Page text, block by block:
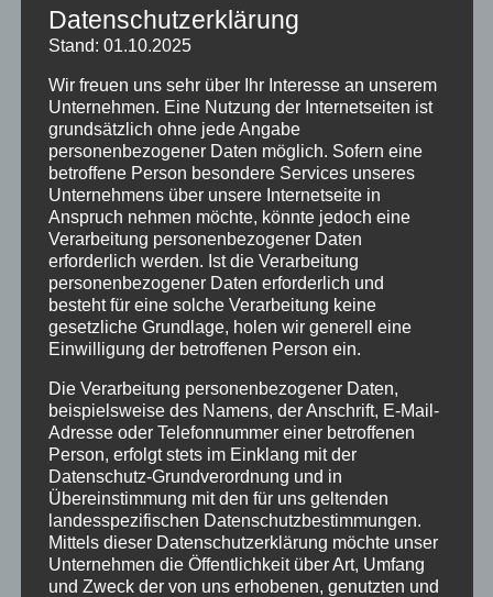
Spendenlauf beim Sportfest –
05.07.2025
Gemeinsam laufen – gemeinsam ein
Zeichen setzen! Mit einem besonderen
Gruß von Otto Addo, ehemaliger BVB
Spieler und derzeitiger Nationaltrainer
Ghanas, starten wir unseren...
Datenschutzerklärung
Stand: 01.10.2025
Wir freuen uns sehr über Ihr Interesse an unserem
Unternehmen. Eine Nutzung der Internetseiten ist
grundsätzlich ohne jede Angabe
personenbezogener Daten möglich. Sofern eine
betroffene Person besondere Services unseres
Unternehmens über unsere Internetseite in
Anspruch nehmen möchte, könnte jedoch eine
Verarbeitung personenbezogener Daten
erforderlich werden. Ist die Verarbeitung
personenbezogener Daten erforderlich und
besteht für eine solche Verarbeitung keine
gesetzliche Grundlage, holen wir generell eine
Einwilligung der betroffenen Person ein.
Die Verarbeitung personenbezogener Daten,
beispielsweise des Namens, der Anschrift, E-Mail-
Adresse oder Telefonnummer einer betroffenen
Person, erfolgt stets im Einklang mit der
Datenschutz-Grundverordnung und in
Übereinstimmung mit den für uns geltenden
landesspezifischen Datenschutzbestimmungen.
Mittels dieser Datenschutzerklärung möchte unser
Unternehmen die Öffentlichkeit über Art, Umfang
und Zweck der von uns erhobenen, genutzten und